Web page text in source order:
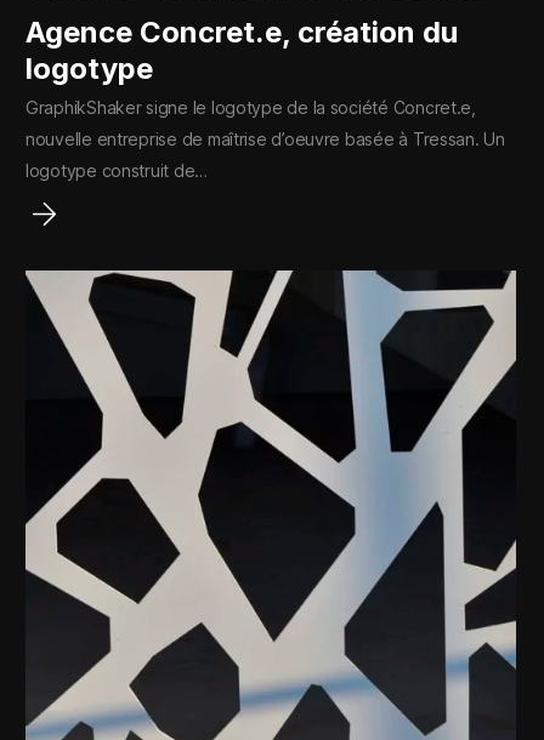
Agence Concret.e, création du
logotype
GraphikShaker signe le logotype de la société Concret.e,
nouvelle entreprise de maîtrise d’oeuvre basée à Tressan. Un
logotype construit de…